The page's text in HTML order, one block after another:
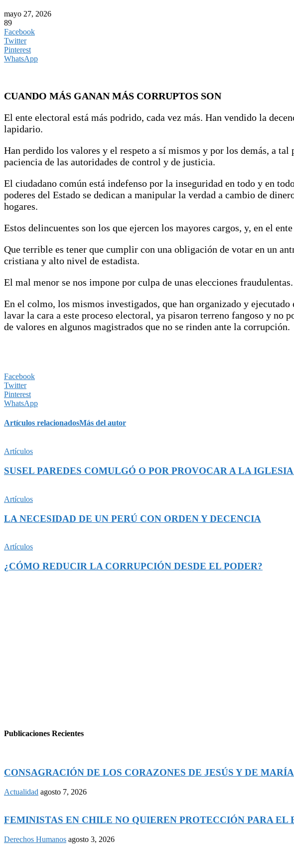
mayo 27, 2026
89
Facebook
Twitter
Pinterest
WhatsApp
CUANDO MÁS GANAN MÁS CORRUPTOS SON
El ente electoral está más podrido, cada vez más. Han vendido la
lapidario.
Han perdido los valores y el respeto a sí mismos y por los demás, a
paciencia de las autoridades de control y de justicia.
El ciudadano común está indefenso por la inseguridad en todo y en
poderes del Estado se dedican a manipular la verdad a cambio de
hogares.
Estos delincuentes son los que ejercen los mayores cargos, y, en el
Que terrible es tener que cumplir con una obligación de votar en un
cristiana y alto nivel de estadista.
El mal menor se nos impone por culpa de unas elecciones fraudulentas.
En el colmo, los mismos investigados, que han organizado y
lavar la cara a este proceso electoral, ya pisaron terreno fangoso y no
de valores en algunos magistrados que no se rinden ante la corrupción.
Facebook
Twitter
Pinterest
WhatsApp
Artículos relacionadosMás del autor
Artículos
SUSEL PAREDES COMULGÓ O POR PROVOCAR A LA
Artículos
LA NECESIDAD DE UN PERÚ CON ORDEN Y DECENCIA
Artículos
¿CÓMO REDUCIR LA CORRUPCIÓN DESDE EL PODER?
Publicaciones Recientes
CONSAGRACIÓN DE LOS CORAZONES DE JESÚS Y DE
Actualidad agosto 7, 2026
FEMINISTAS EN CHILE NO QUIEREN PROTECCIÓN PARA EL
Derechos Humanos agosto 3, 2026